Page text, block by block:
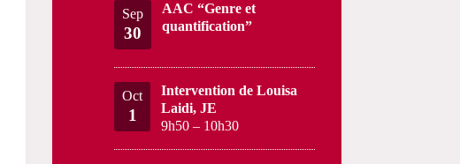
Sep
30
AAC “Genre et
quantification”
Oct
1
Intervention de Louisa
Laidi, JE
9h50 – 10h30